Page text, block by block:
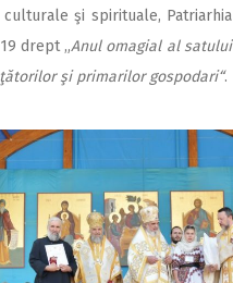
şi spirituale,
drept „Anul omagial al
şi primarilor gospodari“.